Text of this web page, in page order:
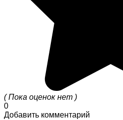
( Пока оценок нет )
0
Добавить комментарий